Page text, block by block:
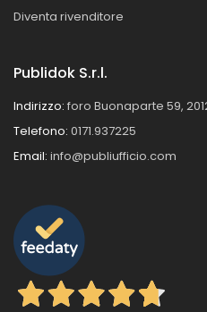
Diventa rivenditore
Publidok S.r.l.
Indirizzo: foro Buonaparte 59,
Telefono: 0171.937225
Email: info@publiufficio.com